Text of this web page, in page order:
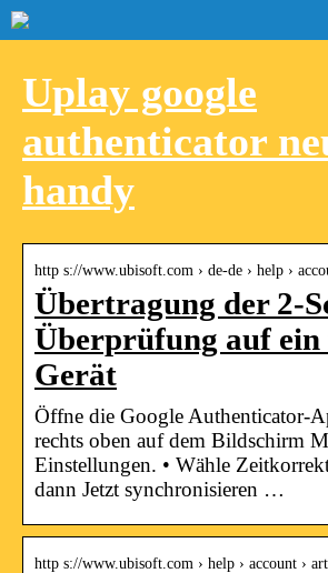
Uplay google
authenticator
handy
http s://www.ubisoft.com › de-de › help ›
Übertragung der 2-
Überprüfung auf ein
Gerät
Öffne die Google Authenticator-
rechts oben auf dem Bildschirm
Einstellungen. • Wähle
dann Jetzt synchronisieren …
http s://www.ubisoft.com › help › account ›